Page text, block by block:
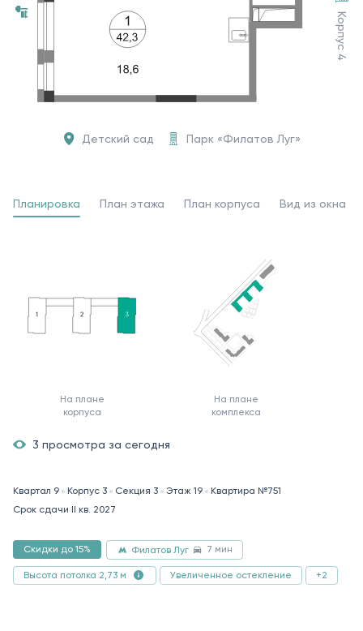
Корпус 4
Детский сад Парк «Филатов Луг»
Планировка План этажа План корпуса Вид из окна
На плане
корпуса
На плане
комплекса
3 просмотра за сегодня
Квартал 9 Корпус 3 Секция 3 Этаж 19
Квартира №751
Срок сдачи II кв. 2027
Скидки до 15% Филатов Луг 7 мин
Высота потолка 2,73 м Увеличенное остекление +2